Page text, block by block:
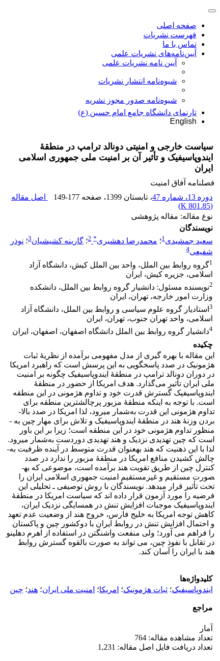
صفحه اصلی
فهرست نشریات
تماس با ما
آیین‌نامه‌های نشریات علمی
آیین نامه نشریات علمی
شیوه‌نامه انتشار نشریات
شیوهنامه صدور مجوز نشریه
تارنمای دانشگاه جامع امام حسین (ع)
English
سیاست خارجی و امنیتی دونالد ترامپ در منطقۀ
ایندوپاسیفیک و تأثیر آن بر امنیت ملی جمهوری اسلامی
ایران
فصلنامه آفاق امنیت
دوره 13، شماره 47
، تابستان 1399 ، صفحه 149-177
اصل مقاله
(
801.85 K
)
نوع مقاله: مقاله پژوهشی
نویسندگان
سعید جمشیدی1؛ محمدرضا دهشیری*
2؛ گارینه کشیشیان3؛ نوذر
شفیعی4
1
گروه روابط بین‎ الملل، واحد بین‌ الملل کیش، دانشگاه آزاد
اسلامی، جزیره کیش، ایران
2نویسنده مسئول: دانشیار گروه روابط بین‌ الملل، دانشکده
وزارت امور خارجه، تهران، ایران
3 استادیار گروه علوم سیاسی و روابط بین‌ الملل، دانشگاه آزاد
اسلامی، واحد تهران جنوب، تهران، ایران
4دانشیار گروه روابط بین‌ الملل دانشگاه اصفهان، اصفهان، ایران
چکیده
این مقاله با بهره­ گیری از مدل مفهومی برآمده از نظریۀ ثبات
هژمونیک در صدد پاسخ­گویی به این پرسش است که راهبرد امریکا
در دوران دونالد ترامپ در منطقۀ ایندوپاسیفیک چگونه بر امنیت
ملی ایران تأثیر می‌گذارد. هدف امریکا از حضور در منطقۀ
ایندوپاسیفیک گسترش قدرت خود و تداوم هژمونی در این منطقه
است. با توجه به اینکه منطقۀ مزبور پر­چالش­ترین منطقه برای
تداوم هژمونی این قدرت به‌شمار می­رود، لذا امریکا در صدد بالا­
بردن وزنۀ هند در منطقۀ ایندوپاسیفیک و تلاش برای مهار چین به ­
منظور تداوم هژمونی خود در این منطقه است؛ زیرا بر این باور
است که چین تهدیدی نزدیک و هند تهدیدی دوردست به‌شمار می­رود.
لذا با این ذهنیت که هند به­عنوان قدرت متوسط در آینده ظرفیت به­
چالش­ کشیدن منافع امریکا در منطقۀ مزبور را ندارد در صدد
کنترل چین از طریق تقویت هند برآمده است، موضوعی که به­
صورت مستقیم و غیر­مستقیم امنیت جمهوری اسلامی ایران را
تحت­ تأثیر قرار می­دهد. نویسندگان با روش توصیفی ـ تحلیلی این
فرضیه را مورد آزمون قرار داده ­اند که سیاست امریکا در منطقۀ
ایندوپاسیفیک موجبات افزایش تنش در همسایگی نزدیک ایران،
کاهش توجه امریکا به خلیج فارس، خروج هند از وضعیت عدم تعهد
و احتمال افزایش تنش در روابط ایران با دوکشور چین و پاکستان
را فراهم می­ آورد؛ ولی منفعت واشنگتن در استفاده از اهرم دهلی­نو
در تقابل با نفوذ چین، می­ تواند به­ صورت بالقوه گسترش روابط
هند با ایران را آسان کند.
کلیدواژه‌ها
ایندوپاسیفیک؛ ثبات هژمونیک؛ امریکا؛ امنیت ملی ایران؛ هند؛ چین
مراجع
آمار
تعداد مشاهده مقاله: 764
تعداد دریافت فایل اصل مقاله: 1,231